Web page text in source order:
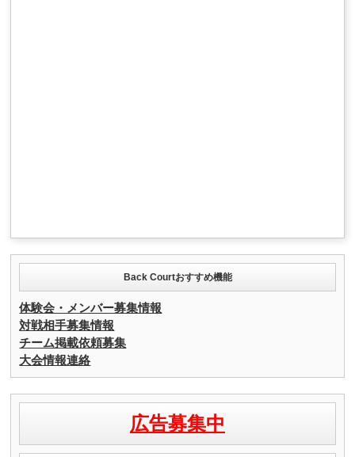
Back Courtおすすめ機能
体験会・メンバー募集情報
対戦相手募集情報
チーム掲載依頼募集
大会情報連絡
広告募集中